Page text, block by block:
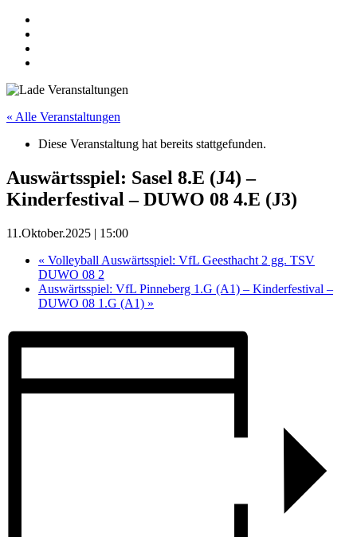
« Alle Veranstaltungen
Diese Veranstaltung hat bereits stattgefunden.
Auswärtsspiel: Sasel 8.E (J4) –
Kinderfestival – DUWO 08 4.E (J3)
11.Oktober.2025 | 15:00
« Volleyball Auswärtsspiel: VfL Geesthacht 2 gg. TSV
DUWO 08 2
Auswärtsspiel: VfL Pinneberg 1.G (A1) – Kinderfestival –
DUWO 08 1.G (A1) »